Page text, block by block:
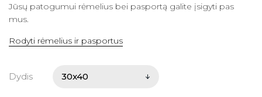
Jūsų patogumui rėmelius bei pasportą galite įsigyti pas
mus.
Rodyti rėmelius ir pasportus
Dydis